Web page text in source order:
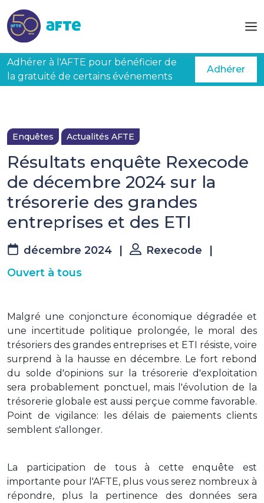
Adhérer à l'AFTE pour bénéficier de
la gratuité de certains événements
Adhérer
Enquêtes Actualités AFTE
Résultats enquête Rexecode
de décembre 2024 sur la
trésorerie des grandes
entreprises et des ETI
décembre 2024 Rexecode
Ouvert à tous
Malgré une conjoncture économique dégradée et
une incertitude politique prolongée, le moral des
trésoriers des grandes entreprises et ETI résiste, voire
surprend à la hausse en décembre. Le fort rebond
du solde d'opinions sur la trésorerie d'exploitation
sera probablement ponctuel, mais l'évolution de la
trésorerie globale est aussi perçue comme favorable.
Point de vigilance: les délais de paiements clients
semblent s'allonger.
La participation de tous à cette enquête est
importante pour l'AFTE, plus vous serez nombreux à
répondre, plus la pertinence des données sera